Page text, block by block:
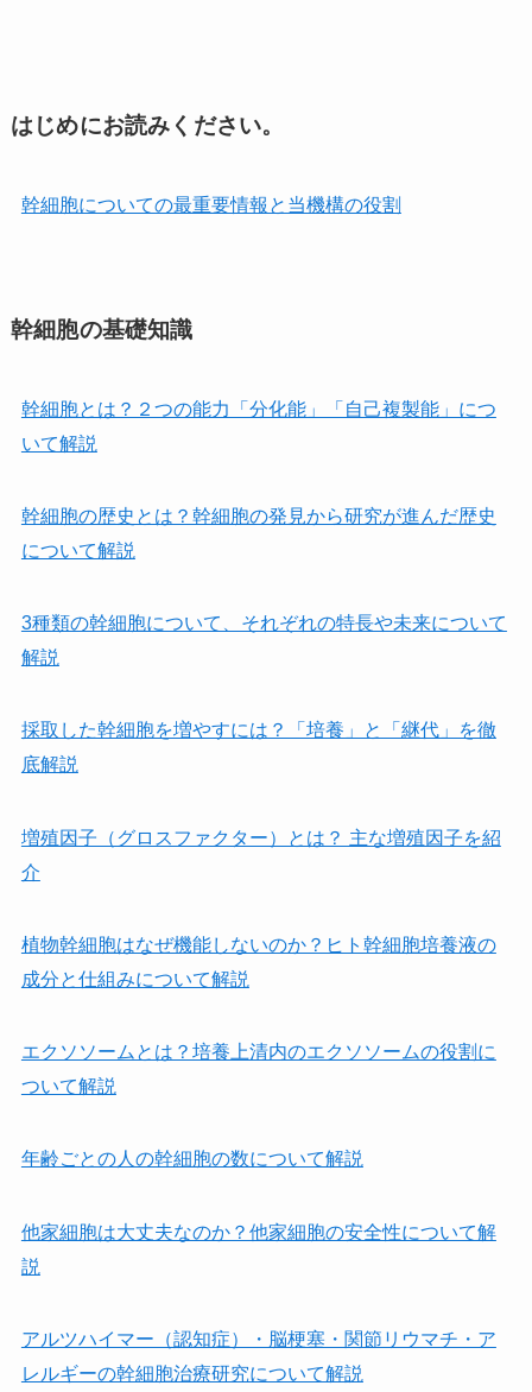
はじめにお読みください。
幹細胞についての最重要情報と当機構の役割
幹細胞の基礎知識
幹細胞とは？２つの能力「分化能」「自己複製能」につ
いて解説
幹細胞の歴史とは？幹細胞の発見から研究が進んだ歴史
について解説
3種類の幹細胞について、それぞれの特長や未来について
解説
採取した幹細胞を増やすには？「培養」と「継代」を徹
底解説
増殖因子（グロスファクター）とは？ 主な増殖因子を紹
介
植物幹細胞はなぜ機能しないのか？ヒト幹細胞培養液の
成分と仕組みについて解説
エクソソームとは？培養上清内のエクソソームの役割に
ついて解説
年齢ごとの人の幹細胞の数について解説
他家細胞は⼤丈夫なのか？他家細胞の安全性について解
説
アルツハイマー（認知症）・脳梗塞・関節リウマチ・ア
レルギーの幹細胞治療研究について解説